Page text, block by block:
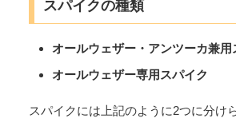
スパイクの種類
オールウェザー・アンツーカ兼用
オールウェザー専用スパイク
スパイクには上記のように2つに分け